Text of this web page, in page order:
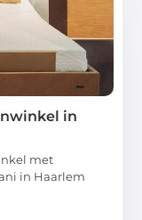
in
met
in Haarlem